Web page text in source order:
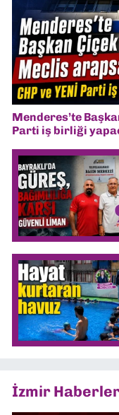
Menderes’te
Parti iş birliği
İzmir